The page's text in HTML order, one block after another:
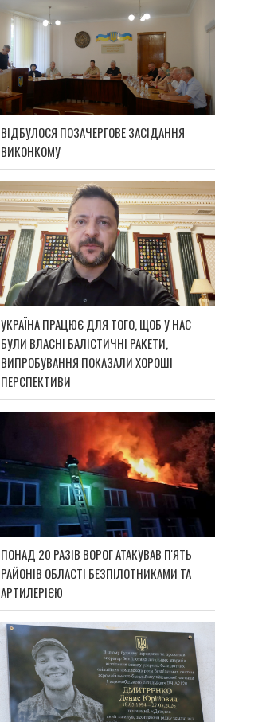
ВІДБУЛОСЯ ПОЗАЧЕРГОВЕ ЗАСІДАННЯ
ВИКОНКОМУ
УКРАЇНА ПРАЦЮЄ ДЛЯ ТОГО, ЩОБ У НАС
БУЛИ ВЛАСНІ БАЛІСТИЧНІ РАКЕТИ,
ВИПРОБУВАННЯ ПОКАЗАЛИ ХОРОШІ
ПЕРСПЕКТИВИ
ПОНАД 20 РАЗІВ ВОРОГ АТАКУВАВ П'ЯТЬ
РАЙОНІВ ОБЛАСТІ БЕЗПІЛОТНИКАМИ ТА
АРТИЛЕРІЄЮ